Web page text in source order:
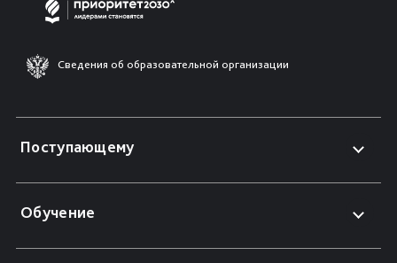
Сведения об образовательной организации
Поступающему
Обучение